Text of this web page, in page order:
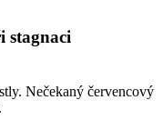
stagnaci
Nečekaný červencový